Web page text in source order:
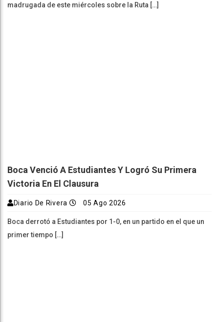
madrugada de este miércoles sobre la Ruta […]
Boca Venció A Estudiantes Y Logró Su Primera
Victoria En El Clausura
Diario De Rivera 05 Ago 2026
Boca derrotó a Estudiantes por 1-0, en un partido en el que un
primer tiempo […]